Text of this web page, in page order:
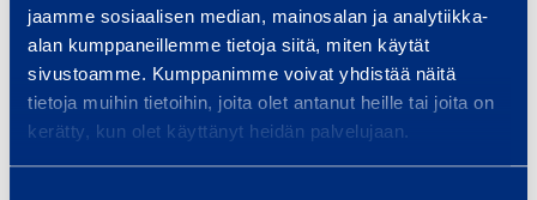
jaamme sosiaalisen median, mainosalan ja analytiikka-
alan kumppaneillemme tietoja siitä, miten käytät
sivustoamme. Kumppanimme voivat yhdistää näitä
tietoja muihin tietoihin, joita olet antanut heille tai joita on
kerätty, kun olet käyttänyt heidän palvelujaan.
Vantaa, 29.10.2015
RAMIRENT PLC
Magnus Rosén
President and CEO